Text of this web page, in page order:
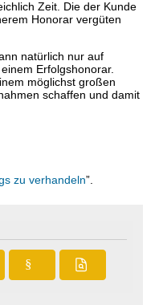
Zeit. Die der Kunde
Honorar vergüten
natürlich nur auf
Erfolgshonorar.
möglichst großen
schaffen und damit
zu verhandeln”.
§